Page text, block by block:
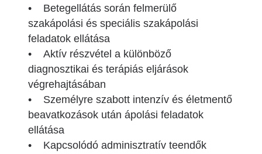
• Betegellátás során felmerülő
szakápolási és speciális szakápolási
feladatok ellátása
• Aktív részvétel a különböző
diagnosztikai és terápiás eljárások
végrehajtásában
• Személyre szabott intenzív és életmentő
beavatkozások után ápolási feladatok
ellátása
• Kapcsolódó adminisztratív teendők